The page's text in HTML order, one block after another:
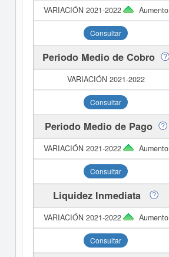
Aumento
Consultar
Periodo Medio de Cobro
Consultar
Periodo Medio de Pago
Aumento
Consultar
Liquidez Inmediata
Aumento
Consultar